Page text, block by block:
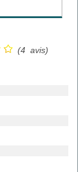
(4 avis)